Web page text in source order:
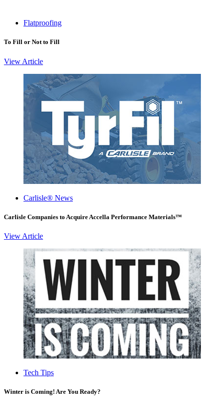
Flatproofing
To Fill or Not to Fill
View Article
Carlisle® News
Carlisle Companies to Acquire Accella Performance Materials™
View Article
Tech Tips
Winter is Coming! Are You Ready?